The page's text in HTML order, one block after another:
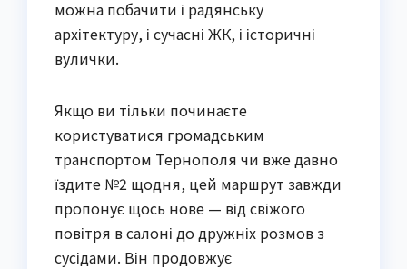
можна побачити і радянську
архітектуру, і сучасні ЖК, і історичні
вулички.
Якщо ви тільки починаєте
користуватися громадським
транспортом Тернополя чи вже давно
їздите №2 щодня, цей маршрут завжди
пропонує щось нове — від свіжого
повітря в салоні до дружніх розмов з
сусідами. Він продовжує